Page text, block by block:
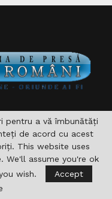
si consolidarea
timp îndeplinirea şi
domeniile formare,
asemenea realizarea
nu vizeaza in
pentru a vă îmbunătăți
de acord cu acest
This website uses
We'll assume you're ok
wish.
Accept